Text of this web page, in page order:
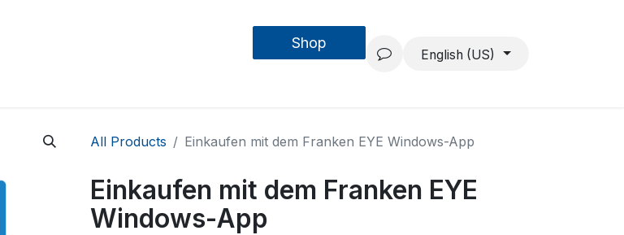
Forschung & Entwicklung Projekte
Shop
English (US)
All Products Einkaufen mit dem Franken EYE Windows-App
Einkaufen mit dem Franken EYE
Windows-App